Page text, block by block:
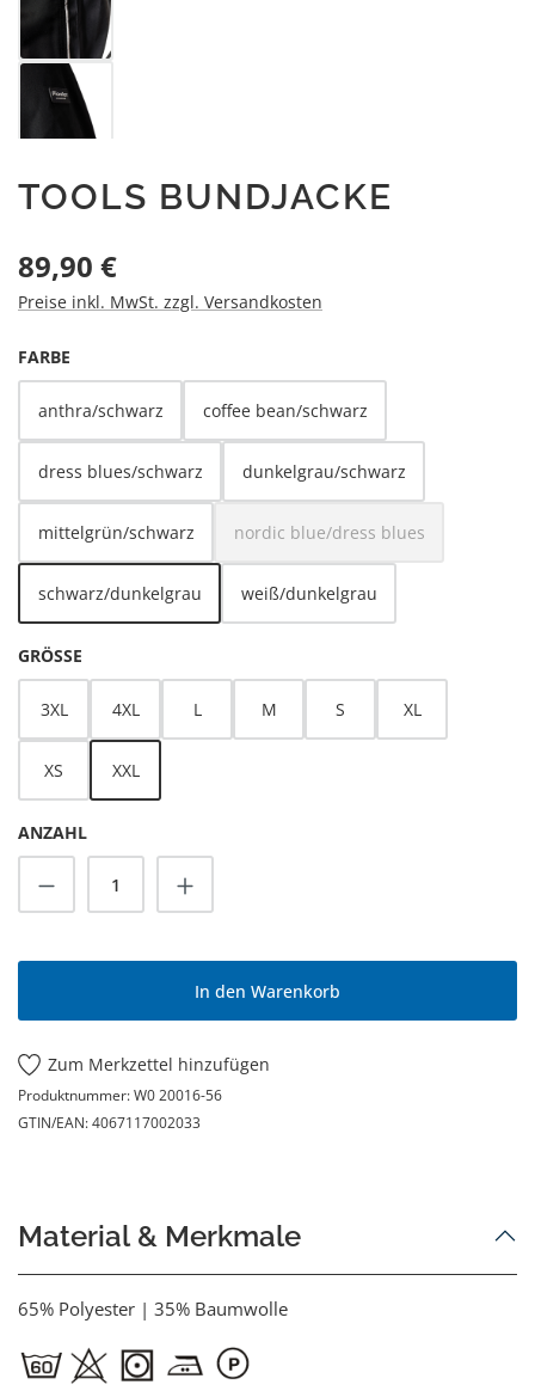
TOOLS BUNDJACKE
Regulärer Preis:
89,90 €
Preise inkl. MwSt. zzgl. Versandkosten
FARBE
anthra/schwarz coffee bean/schwarz
dress blues/schwarz dunkelgrau/schwarz
mittelgrün/schwarz nordic blue/dress blues
(Diese Option ist zurzeit nicht
schwarz/dunkelgrau weiß/dunkelgrau
GRÖSSE
3XL 4XL L M S XL
XS XXL
ANZAHL
Produkt Anzahl: Gib den gewünschten
In den Warenkorb
Zum Merkzettel hinzufügen
Produktnummer:W0 20016-56
GTIN/EAN:4067117002033
Material & Merkmale
65% Polyester | 35% Baumwolle